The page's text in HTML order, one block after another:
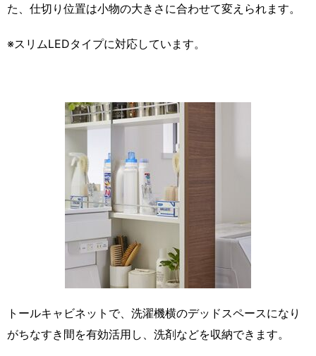
た、仕切り位置は小物の大きさに合わせて変えられます。
※スリムLEDタイプに対応しています。
トールキャビネットで、洗濯機横のデッドスペースになり
がちなすき間を有効活用し、洗剤などを収納できます。